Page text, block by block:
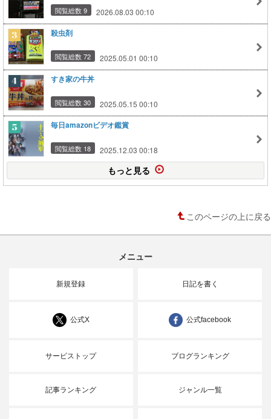
閲覧総数 9 2026.08.03 00:10
殺虫剤
閲覧総数 72 2025.05.01 00:10
すき家の牛丼
閲覧総数 30 2025.05.15 00:10
毎日amazonビデオ鑑賞
閲覧総数 18 2025.12.03 00:18
もっと見る
このページの上に戻る
メニュー
新規登録 日記を書く
公式X 公式facebook
サービストップ ブログランキング
記事ランキング ジャンル一覧